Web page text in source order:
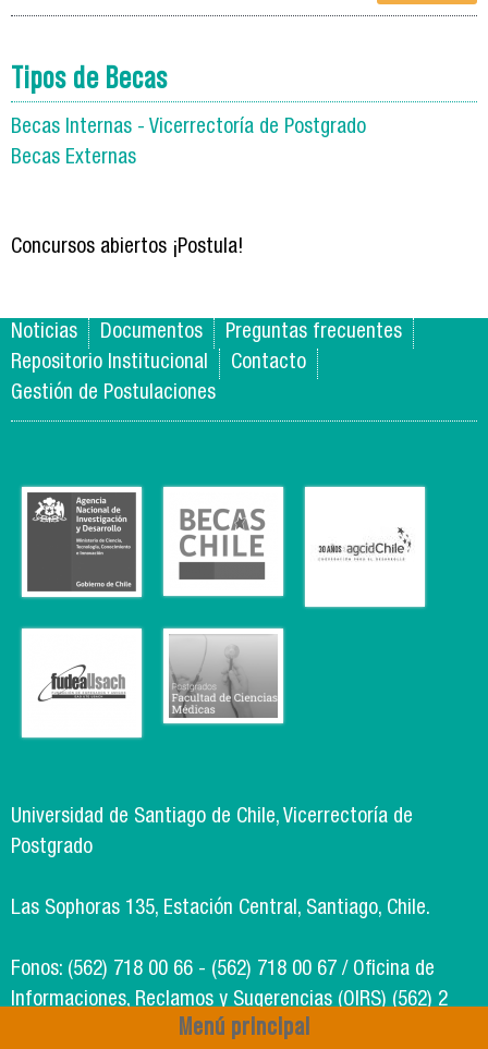
Menú principal
Tipos de Becas
Becas Internas - Vicerrectoría de Postgrado
Becas Externas
Concursos abiertos ¡Postula!
Noticias Documentos
Preguntas frecuentes
Repositorio Institucional
Contacto
Gestión de Postulaciones
Universidad de Santiago de Chile, Vicerrectoría de
Postgrado
Las Sophoras 135, Estación Central, Santiago, Chile.
Fonos: (562) 718 00 66 - (562) 718 00 67 / Oficina de
Informaciones, Reclamos y Sugerencias (OIRS) (562) 2